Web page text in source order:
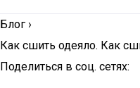
Блог ›
Как сшить одеяло. Как
Поделиться в соц. сетях: